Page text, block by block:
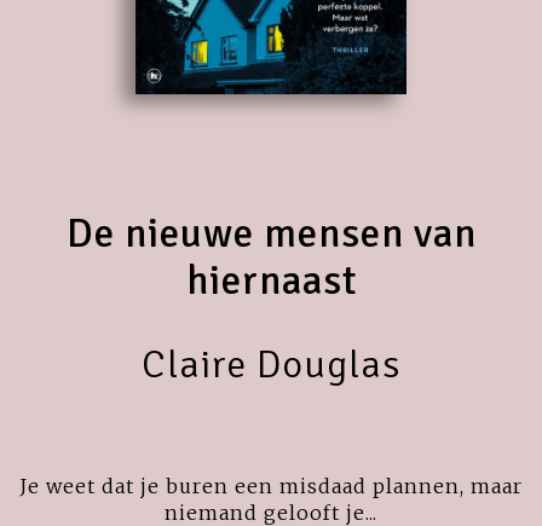
De nieuwe mensen van
hiernaast
Claire Douglas
Je weet dat je buren een misdaad plannen, maar
niemand gelooft je...